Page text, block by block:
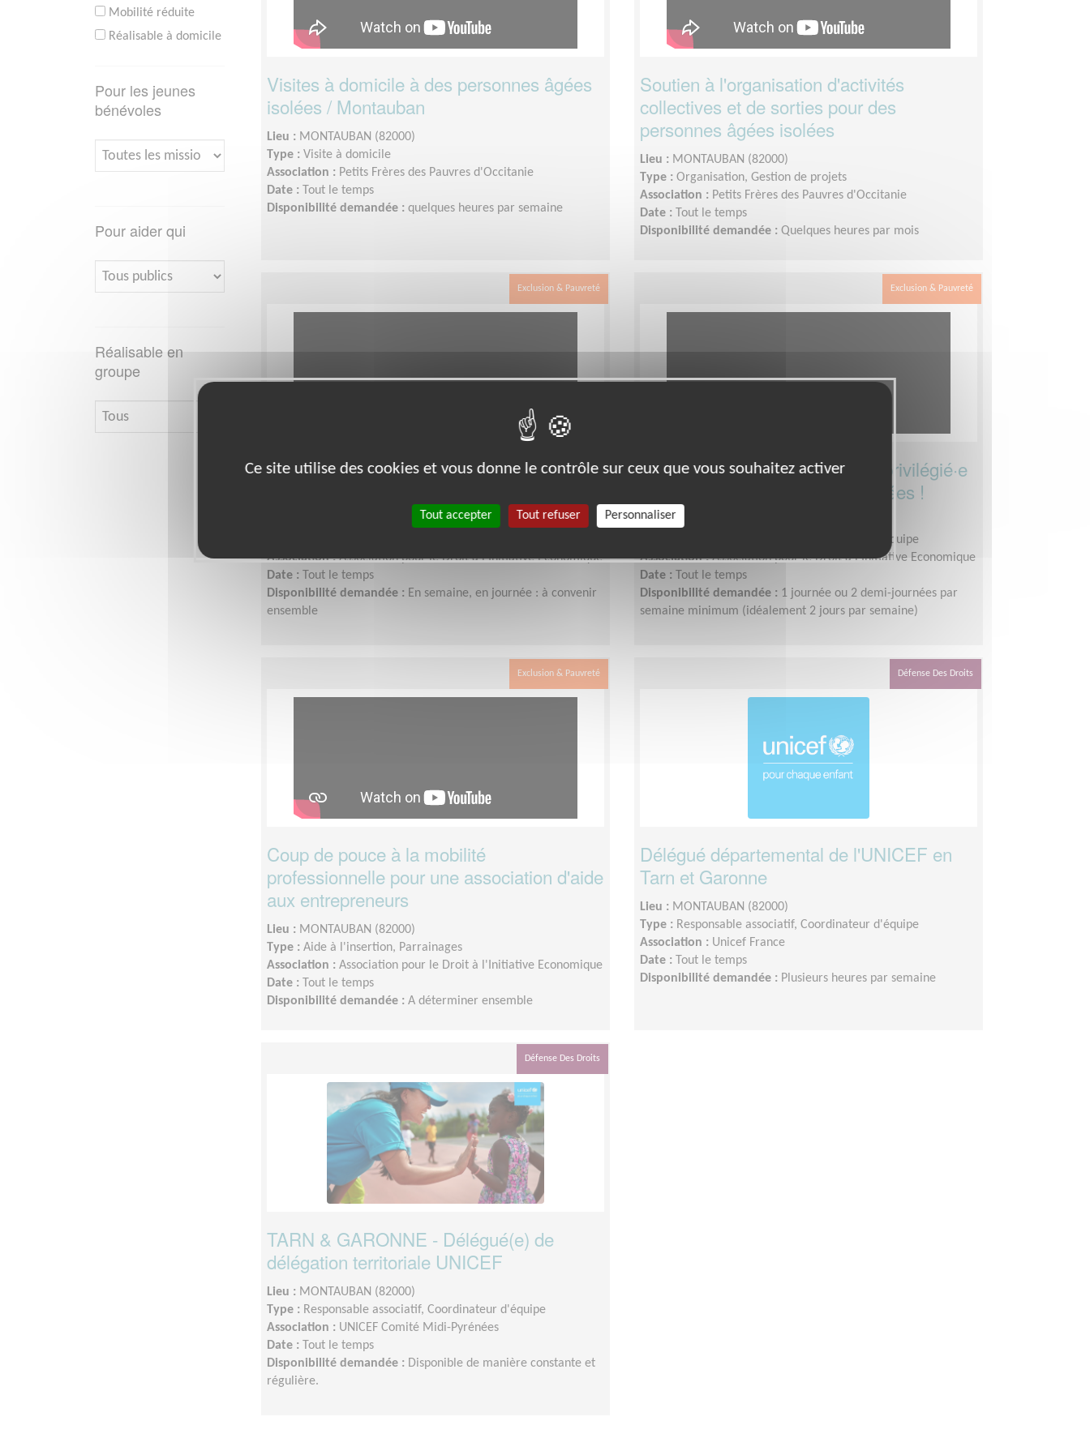
Mobilité réduite
Réalisable à domicile
Pour les jeunes
bénévoles
Pour aider qui
Réalisable en
groupe
Visites à domicile à des personnes âgées
isolées / Montauban
Lieu : MONTAUBAN (82000)
Type : Visite à domicile
Association : Petits Frères des Pauvres d'Occitanie
Date :
Tout le temps
Disponibilité demandée : quelques heures par semaine
Soutien à l'organisation d'activités
collectives et de sorties pour des
personnes âgées isolées
Lieu : MONTAUBAN (82000)
Type : Organisation, Gestion de projets
Association : Petits Frères des Pauvres d'Occitanie
Date :
Tout le temps
Disponibilité demandée : Quelques heures par mois
Exclusion & Pauvreté
Aidez-nous à collecter des fonds pour
Association :Association pour le Droit à l'Initiative Economique
Date :
Tout le temps
Disponibilité demandée : En semaine, en journée : à convenir
ensemble
Exclusion & Pauvreté
Devenez la/le correspondant·e privilégié·e
des équipes bénévoles et salariées !
Lieu :MONTAUBAN (82000)
Responsable associatif, Coordinateur d'équipe
Association :Association pour le Droit à l'Initiative Economique
Date :
Tout le temps
Disponibilité demandée : 1 journée ou 2 demi-journées par
semaine minimum (idéalement 2 jours par semaine)
Exclusion & Pauvreté
Coup de pouce à la mobilité
professionnelle pour une association d'aide
aux entrepreneurs
Lieu : MONTAUBAN (82000)
Type : Aide à l'insertion, Parrainages
Association : Association pour le Droit à l'Initiative Economique
Date :
Tout le temps
Disponibilité demandée : A déterminer ensemble
Défense Des Droits
Délégué départemental de l'UNICEF en
Tarn et Garonne
Lieu : MONTAUBAN (82000)
Type : Responsable associatif, Coordinateur d'équipe
Association : Unicef France
Date :
Tout le temps
Disponibilité demandée : Plusieurs heures par semaine
Défense Des Droits
TARN & GARONNE - Délégué(e) de
délégation territoriale UNICEF
Lieu : MONTAUBAN (82000)
Type : Responsable associatif, Coordinateur d'équipe
Association : UNICEF Comité Midi-Pyrénées
Date :
Tout le temps
Disponibilité demandée : Disponible de manière constante et
régulière.
Ce site utilise des cookies et vous donne le contrôle sur ceux que vous souhaitez activer
Tout accepter Tout refuser Personnaliser